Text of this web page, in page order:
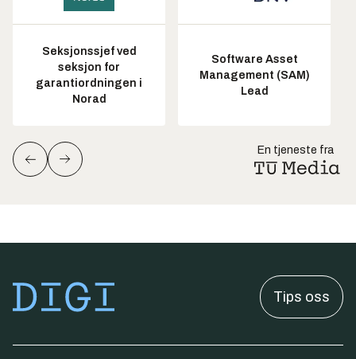
Seksjonssjef ved
seksjon for
garantiordningen i
Norad
Software Asset
Management (SAM)
Lead
En tjeneste fra
Tips oss